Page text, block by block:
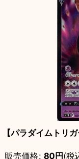
【パラダイムト
販売価格: 80円(税